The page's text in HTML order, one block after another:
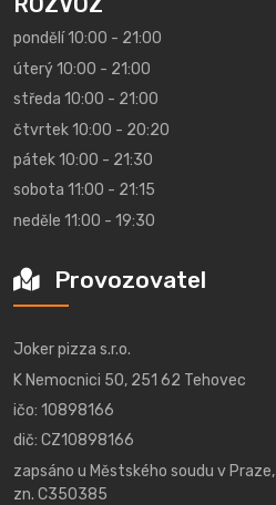
pondělí 10:00 - 21:00
úterý 10:00 - 21:00
středa 10:00 - 21:00
čtvrtek 10:00 - 20:20
pátek 10:00 - 21:30
sobota 11:00 - 21:15
neděle 11:00 - 19:30
Provozovatel
Joker pizza s.r.o.
K Nemocnici 50, 251 62 Tehovec
ičo: 10898166
dič: CZ10898166
zapsáno u Městského soudu v Praze,
zn. C350385